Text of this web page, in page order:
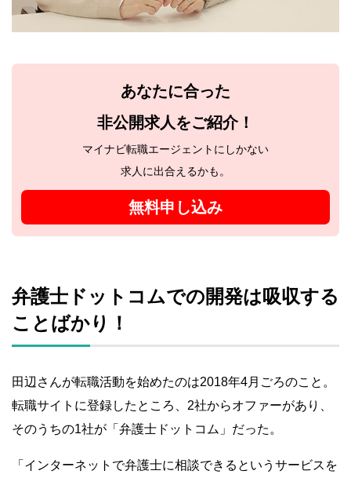
あなたに合った
非公開求人をご紹介！
マイナビ転職エージェントにしかない
求人に出合えるかも。
無料申し込み
弁護士ドットコムでの開発は吸収する
ことばかり！
田辺さんが転職活動を始めたのは2018年4月ごろのこと。
転職サイトに登録したところ、2社からオファーがあり、
そのうちの1社が「弁護士ドットコム」だった。
「インターネットで弁護士に相談できるというサービスを